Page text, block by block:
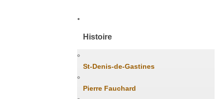
Histoire
St-Denis-de-Gastines
Pierre Fauchard